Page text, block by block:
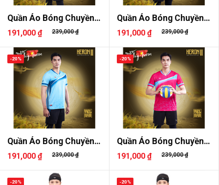
Quần Áo Bóng Chuyền
Beyono H..
191,000 ₫ 239,000 ₫
Quần Áo Bóng Chuyền
Beyono H..
191,000 ₫ 239,000 ₫
Quần Áo Bóng Chuyền
Beyono H..
191,000 ₫ 239,000 ₫
-20%
Quần Áo Bóng Chuyền
Beyono H..
191,000 ₫ 239,000 ₫
-20%
-20% -20%